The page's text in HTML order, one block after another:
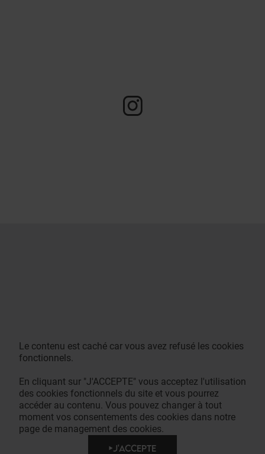
Le contenu est caché car vous avez refusé les cookies
fonctionnels.
En cliquant sur "J'ACCEPTE" vous acceptez l'utilisation
des cookies fonctionnels du site et vous pourrez
accéder au contenu. Vous pouvez changer à tout
moment vos consentements des cookies dans notre
page de management des cookies.
J'ACCEPTE